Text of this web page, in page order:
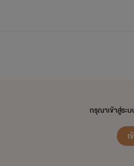
ด้
กรุณาเข้าสู่ระ